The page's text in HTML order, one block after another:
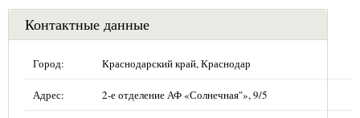
Контактные данные
Город: Краснодарский край, Краснодар
Адрес: 2-е отделение АФ «Солнечная"», 9/5